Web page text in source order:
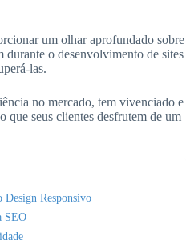
um olhar aprofundado sobre
durante o desenvolvimento de sites
las.
no mercado, tem vivenciado e
que seus clientes desfrutem de um
Responsivo
SEO